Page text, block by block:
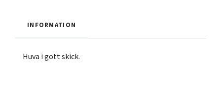
INFORMATION
Huva i gott skick.